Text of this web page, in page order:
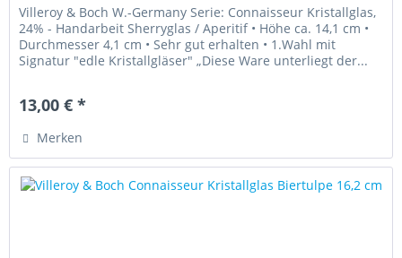
Villeroy & Boch W.-Germany Serie: Connaisseur Kristallglas,
24% - Handarbeit Sherryglas / Aperitif • Höhe ca. 14,1 cm •
Durchmesser 4,1 cm • Sehr gut erhalten • 1.Wahl mit
Signatur "edle Kristallgläser" „Diese Ware unterliegt der...
13,00 € *
Merken